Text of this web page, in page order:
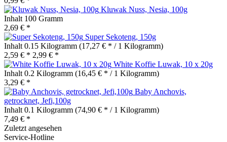
Kluwak Nuss, Nesia, 100g
Inhalt 100 Gramm
2,69 € *
Super Sekoteng, 150g
Inhalt 0.15 Kilogramm (17,27 € * / 1 Kilogramm)
2,59 € * 2,99 € *
White Koffie Luwak, 10 x 20g
Inhalt 0.2 Kilogramm (16,45 € * / 1 Kilogramm)
3,29 € *
Baby Anchovis,
getrocknet, Jefi,100g
Inhalt 0.1 Kilogramm (74,90 € * / 1 Kilogramm)
7,49 € *
Zuletzt angesehen
Service-Hotline